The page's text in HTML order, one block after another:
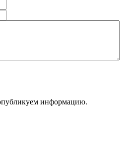
информацию.